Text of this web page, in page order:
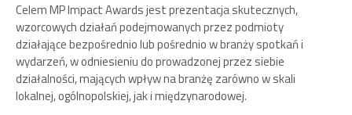
Celem MP Impact Awards jest prezentacja skutecznych,
wzorcowych działań podejmowanych przez podmioty
działające bezpośrednio lub pośrednio w branży spotkań i
wydarzeń, w odniesieniu do prowadzonej przez siebie
działalności, mających wpływ na branżę zarówno w skali
lokalnej, ogólnopolskiej, jak i międzynarodowej.